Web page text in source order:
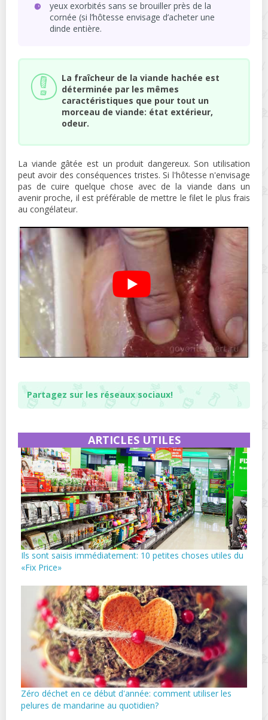
yeux exorbités sans se brouiller près de la
cornée (si l’hôtesse envisage d’acheter une
dinde entière.
La fraîcheur de la viande hachée est
déterminée par les mêmes
caractéristiques que pour tout un
morceau de viande: état extérieur,
odeur.
La viande gâtée est un produit dangereux. Son utilisation
peut avoir des conséquences tristes. Si l'hôtesse n'envisage
pas de cuire quelque chose avec de la viande dans un
avenir proche, il est préférable de mettre le filet le plus frais
au congélateur.
Partagez sur les réseaux sociaux!
ARTICLES UTILES
Ils sont saisis immédiatement: 10 petites choses utiles du
«Fix Price»
Zéro déchet en ce début d'année: comment utiliser les
pelures de mandarine au quotidien?